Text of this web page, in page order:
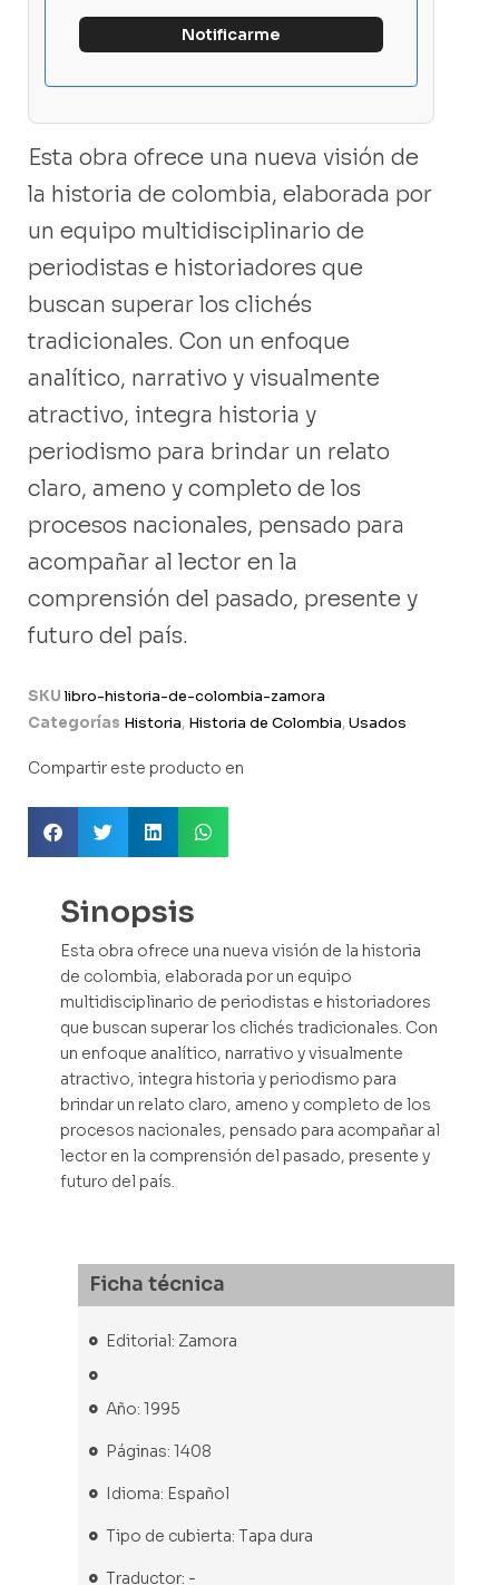
Esta obra ofrece una nueva visión de
la historia de colombia, elaborada por
un equipo multidisciplinario de
periodistas e historiadores que
buscan superar los clichés
tradicionales. Con un enfoque
analítico, narrativo y visualmente
atractivo, integra historia y
periodismo para brindar un relato
claro, ameno y completo de los
procesos nacionales, pensado para
acompañar al lector en la
comprensión del pasado, presente y
futuro del país.
SKUlibro-historia-de-colombia-zamora
Categorías Historia, Historia de Colombia,Usados
Compartir este producto en
Sinopsis
Esta obra ofrece una nueva visión de la historia
de colombia, elaborada por un equipo
multidisciplinario de periodistas e historiadores
que buscan superar los clichés tradicionales. Con
un enfoque analítico, narrativo y visualmente
atractivo, integra historia y periodismo para
brindar un relato claro, ameno y completo de los
procesos nacionales, pensado para acompañar al
lector en la comprensión del pasado, presente y
futuro del país.
Ficha técnica
Editorial: Zamora
Año: 1995
Páginas: 1408
Idioma: Español
Tipo de cubierta: Tapa dura
Traductor: -